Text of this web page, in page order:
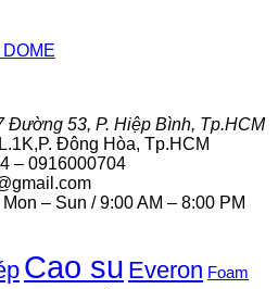
DOME
Đường 53, P. Hiệp Bình, Tp.HCM
Đông Hòa, Tp.HCM
– 0916000704
Mon – Sun / 9:00 AM – 8:00 PM
Cao su Everon Foam